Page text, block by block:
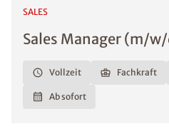
SALES
Sales Manager (m/
Vollzeit Fachkraft
Ab sofort